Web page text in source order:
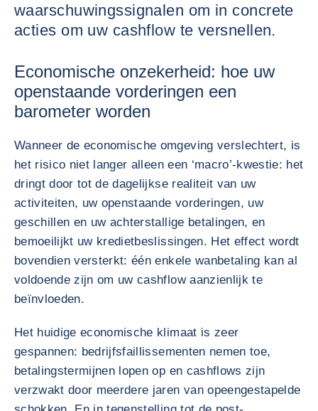
waarschuwingssignalen om in concrete
acties om uw cashflow te versnellen.
Economische onzekerheid: hoe uw
openstaande vorderingen een
barometer worden
Wanneer de economische omgeving verslechtert, is
het risico niet langer alleen een ‘macro’-kwestie: het
dringt door tot de dagelijkse realiteit van uw
activiteiten, uw openstaande vorderingen, uw
geschillen en uw achterstallige betalingen, en
bemoeilijkt uw kredietbeslissingen. Het effect wordt
bovendien versterkt: één enkele wanbetaling kan al
voldoende zijn om uw cashflow aanzienlijk te
beïnvloeden.
Het huidige economische klimaat is zeer
gespannen: bedrijfsfaillissementen nemen toe,
betalingstermijnen lopen op en cashflows zijn
verzwakt door meerdere jaren van opeengestapelde